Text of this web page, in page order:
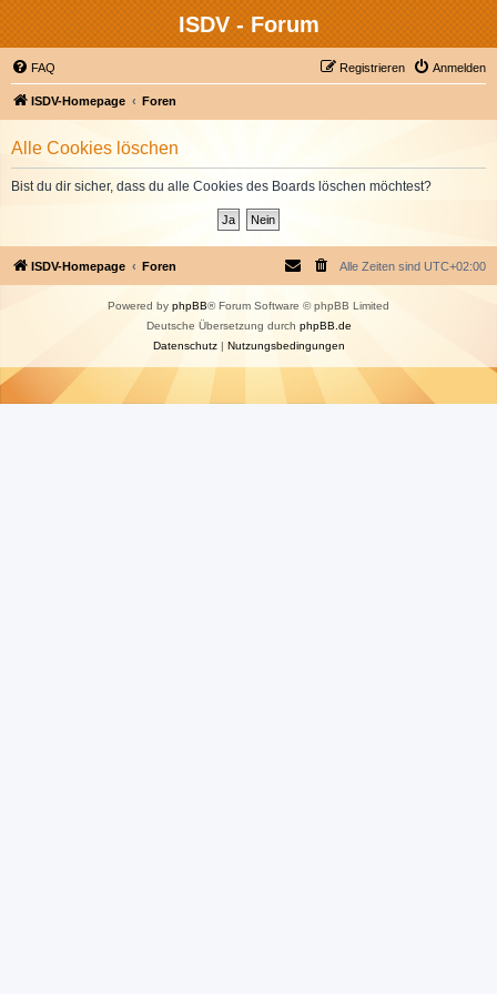
ISDV - Forum
FAQ Anmelden
Registrieren
ISDV-Homepage Foren
Alle Cookies löschen
Bist du dir sicher, dass du alle Cookies des Boards löschen möchtest?
ISDV-Homepage Foren Alle Zeiten sind UTC+02:00
Powered by phpBB® Forum Software © phpBB Limited
Deutsche Übersetzung durch phpBB.de
Datenschutz| Nutzungsbedingungen